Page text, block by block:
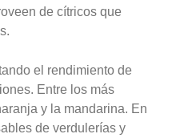
de cítricos que
el rendimiento de
Entre los más
y la mandarina. En
de verdulerías y